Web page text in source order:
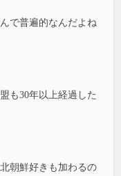
で普遍的なんだよね
も30年以上経過した
朝鮮好きも加わるの